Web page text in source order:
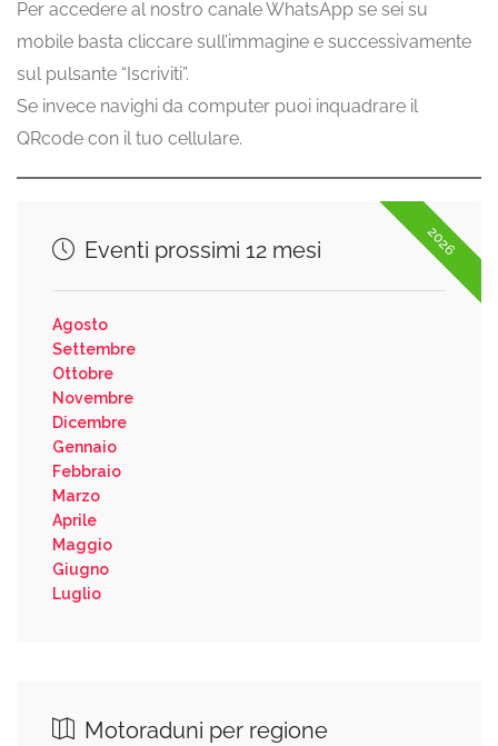
Per accedere al nostro canale WhatsApp se sei su
mobile basta cliccare sull’immagine e successivamente
sul pulsante “Iscriviti”.
Se invece navighi da computer puoi inquadrare il
QRcode con il tuo cellulare.
2026
Eventi prossimi 12 mesi
Agosto
Settembre
Ottobre
Novembre
Dicembre
Gennaio
Febbraio
Marzo
Aprile
Maggio
Giugno
Luglio
Motoraduni per regione